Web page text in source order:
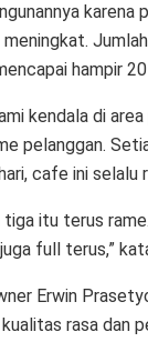
karena
hampir
kendala di
pelanggan.
cafe ini selalu
tiga itu terus
full terus,”
Erwin
rasa dan